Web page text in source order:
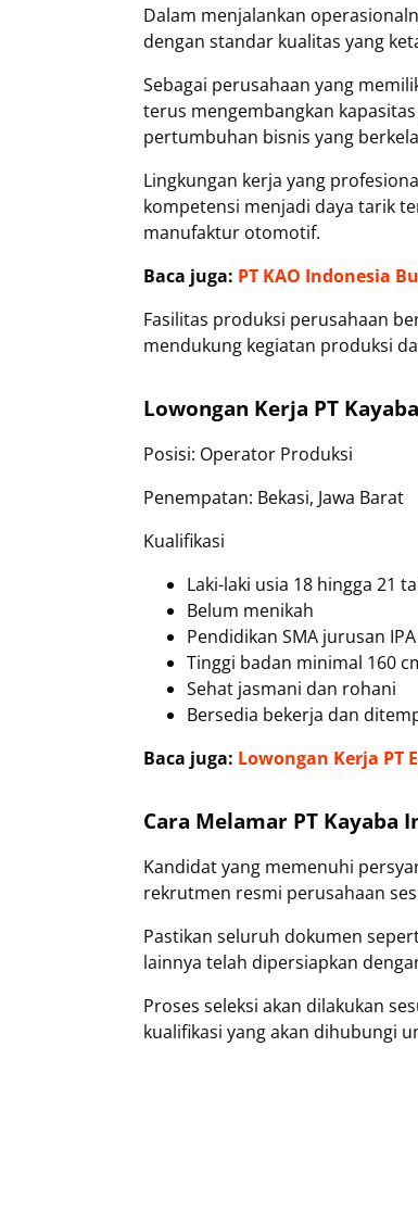
Dalam menjalankan
dengan standar kualitas yang
Sebagai perusahaan yang
terus mengembangkan
pertumbuhan bisnis yang
Lingkungan kerja yang
kompetensi menjadi daya tarik
manufaktur otomotif.
Baca juga: PT KAO Indonesia
Fasilitas produksi perusahaan
mendukung kegiatan produksi
Lowongan Kerja PT
Posisi: Operator Produksi
Penempatan: Bekasi, Jawa Barat
Kualifikasi
Laki-laki usia 18 hingga 21
Belum menikah
Pendidikan SMA jurusan
Tinggi badan minimal 160
Sehat jasmani dan rohani
Bersedia bekerja dan
Baca juga: Lowongan Kerja PT
Cara Melamar PT Kayaba
Kandidat yang memenuhi
rekrutmen resmi perusahaan
Pastikan seluruh dokumen
lainnya telah dipersiapkan
Proses seleksi akan dilakukan
kualifikasi yang akan dihubungi